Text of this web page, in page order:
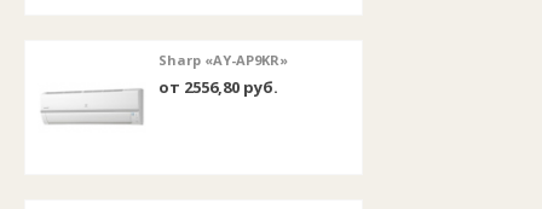
Sharp «AY-AP9KR»
от 2556,80 руб.